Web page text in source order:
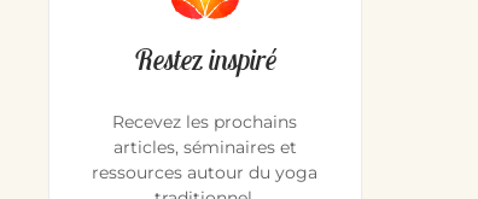
Restez inspiré
Recevez les prochains
articles, séminaires et
ressources autour du yoga